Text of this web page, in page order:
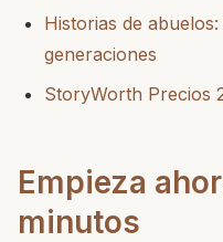
Historias de
generaciones
StoryWorth Precios
Empieza
minutos